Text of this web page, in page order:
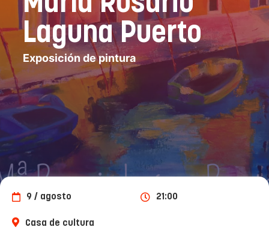
Laguna Puerto
Exposición de pintura
9 / agosto 21:00
Casa de cultura